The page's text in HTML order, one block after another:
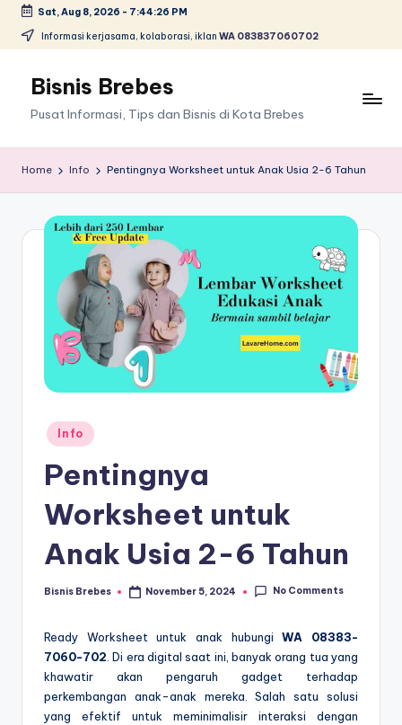
Skip
content
Sat, Aug 8, 2026 - 7:44:27 PM
Informasi kerjasama, kolaborasi, iklan WA 083837060702
Bisnis Brebes
Pusat Informasi, Tips dan Bisnis di Kota Brebes
Home Info Pentingnya Worksheet untuk Anak Usia 2-6 Tahun
Posted
in
Info
Pentingnya
Worksheet untuk
Anak Usia 2-6 Tahun
Posted
Bisnis Brebes November 5, 2024 No Comments
Ready Worksheet untuk anak hubungiWA 08383-
7060-702. Di era digital saat ini, banyak orang tua yang
khawatir akan pengaruh gadget terhadap
perkembangan anak-anak mereka. Salah satu solusi
yang efektif untuk meminimalisir interaksi dengan